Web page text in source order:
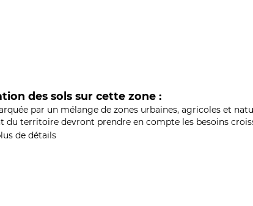
des sols sur cette zone :
par un mélange de zones urbaines, agricoles et
territoire devront prendre en compte les besoins
de détails